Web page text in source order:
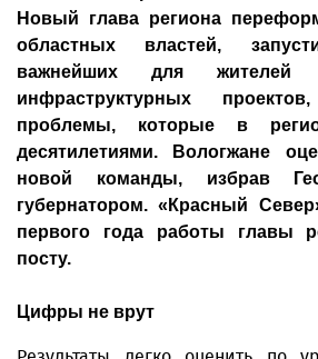
Новый глава региона
областных властей,
важнейших для жителей
инфраструктурных
проблемы, которые в
десятилетиями. Вологжане
новой команды, избрав
губернатором. «Красный
первого года работы главы
посту.
Цифры не врут